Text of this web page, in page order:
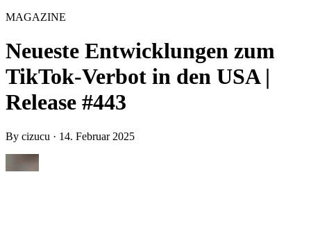
MAGAZINE
Neueste Entwicklungen zum
TikTok-Verbot in den USA |
Release #443
By cizucu · 14. Februar 2025